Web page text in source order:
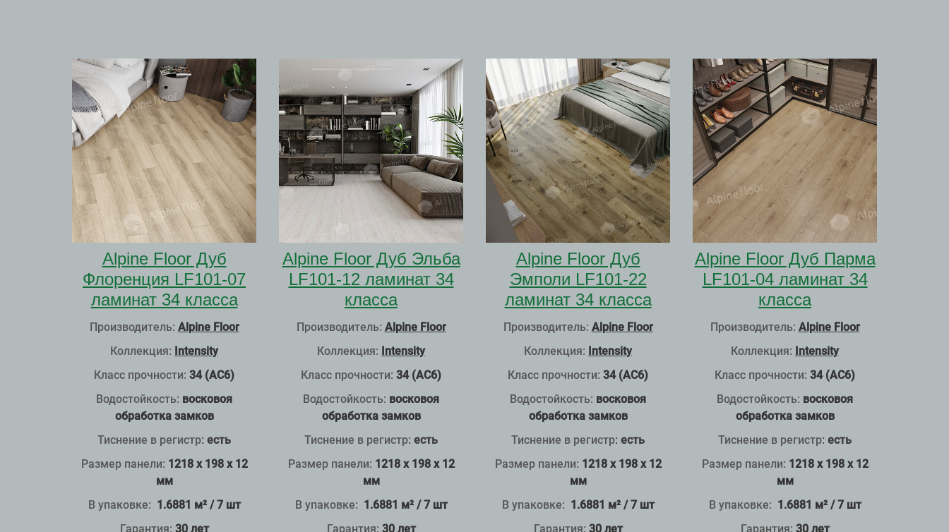
Alpine Floor Дуб
Флоренция LF101-07
ламинат 34 класса
Производитель: Alpine Floor
Коллекция: Intensity
Класс прочности: 34 (АС6)
Водостойкость: восковоя
обработка замков
Тиснение в регистр: есть
Размер панели: 1218 x 198 x 12
мм
В упаковке: 1.6881 м² / 7 шт
Гарантия: 30 лет
Alpine Floor Дуб Эльба
LF101-12 ламинат 34
класса
Производитель: Alpine Floor
Коллекция: Intensity
Класс прочности: 34 (АС6)
Водостойкость: восковоя
обработка замков
Тиснение в регистр: есть
Размер панели: 1218 x 198 x 12
мм
В упаковке: 1.6881 м² / 7 шт
Гарантия: 30 лет
Alpine Floor Дуб
Эмполи LF101-22
ламинат 34 класса
Производитель: Alpine Floor
Коллекция: Intensity
Класс прочности: 34 (АС6)
Водостойкость: восковоя
обработка замков
Тиснение в регистр: есть
Размер панели: 1218 x 198 x 12
мм
В упаковке: 1.6881 м² / 7 шт
Гарантия: 30 лет
Alpine Floor Дуб Парма
LF101-04 ламинат 34
класса
Производитель: Alpine Floor
Коллекция: Intensity
Класс прочности: 34 (АС6)
Водостойкость: восковоя
обработка замков
Тиснение в регистр: есть
Размер панели: 1218 x 198 x 12
мм
В упаковке: 1.6881 м² / 7 шт
Гарантия: 30 лет